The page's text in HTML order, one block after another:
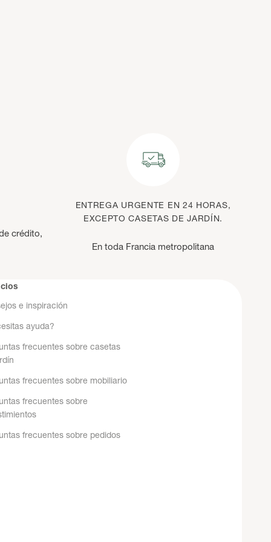
crédito,
ENTREGA URGENTE EN 24 HORAS,
EXCEPTO CASETAS DE JARDÍN.
En toda Francia metropolitana
e inspiración
ayuda?
frecuentes sobre casetas
frecuentes sobre mobiliario
frecuentes sobre
frecuentes sobre pedidos